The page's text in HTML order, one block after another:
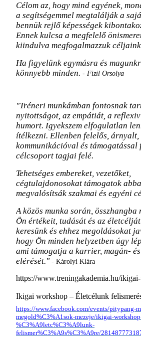
Célom az, hogy mind egyének,
a segítségemmel megtalálják a
bennük rejlő képességek
Ennek kulcsa a megfelelő
kiindulva megfogalmazzuk
Ha figyelünk egymásra és
könnyebb minden. - Fizil Orsolya
"Tréneri munkámban fontosnak
nyitottságot, az empátiát, a
humort. Igyekszem elfogulatlan
ítélkezni. Ellenben felelős, árnyalt,
kommunikációval és támogatással
célcsoport tagjai felé.
Tehetséges embereket, vezetőket,
cégtulajdonosokat támogatok
megvalósítsák szakmai és egyéni
A közös munka során, összhangba
Ön értékeit, tudását és az
keresünk és ehhez megoldásokat
hogy Ön minden helyzetben úgy
ami támogatja a karrier, magán-
elérését." - Károlyi Klára
https://www.treningakademia.hu/
Ikigai workshop – Életcélunk
https://www.facebook.com/events/pitypang-
megold%C3%A1sok-mezeje/ikigai-
%C3%A9letc%C3%A9lunk-
felismer%C3%A9s%C3%A9re/